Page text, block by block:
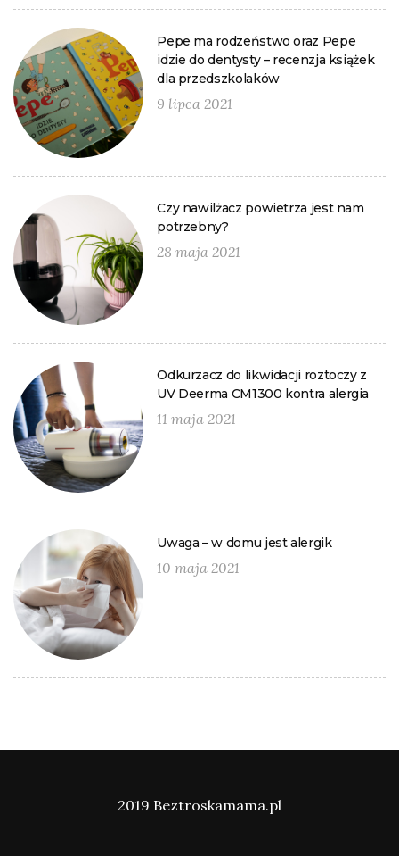
Pepe ma rodzeństwo oraz Pepe
idzie do dentysty – recenzja książek
dla przedszkolaków
9 lipca 2021
Czy nawilżacz powietrza jest nam
potrzebny?
28 maja 2021
Odkurzacz do likwidacji roztoczy z
UV Deerma CM1300 kontra alergia
11 maja 2021
Uwaga – w domu jest alergik
10 maja 2021
2019 Beztroskamama.pl